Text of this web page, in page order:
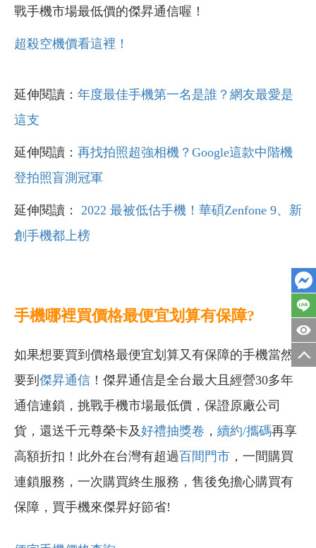
戰手機市場最低價的傑昇通信喔！
超殺空機價看這裡！
延伸閱讀： 年度最佳手機第一名是誰？網友最愛是
這支
延伸閱讀： 再找拍照超強相機？Google這款中階機
登拍照盲測冠軍
延伸閱讀：
2022 最被低估手機！華碩Zenfone 9、新
創手機都上榜
手機哪裡買價格最便宜划算有保障?
如果想要買到價格最便宜划算又有保障的手機當然
要到 傑昇通信 ！傑昇通信是全台最大且經營30多年
通信連鎖，挑戰手機市場最低價，保證原廠公司
貨，還送千元尊榮卡及好禮抽獎卷 ， 續約/攜碼再享
高額折扣！此外在台灣有超過百間門市 ，一間購買
連鎖服務，一次購買終生服務，售後免擔心購買有
保障，買手機來傑昇好節省!